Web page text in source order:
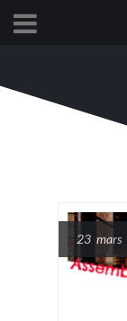
23 mars